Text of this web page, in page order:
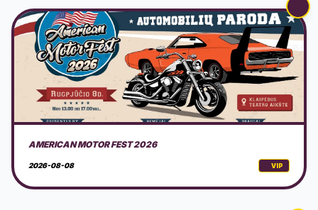
FK GARGŽDŲ BANGA - SŪDUVA
2026-08-09 VIP